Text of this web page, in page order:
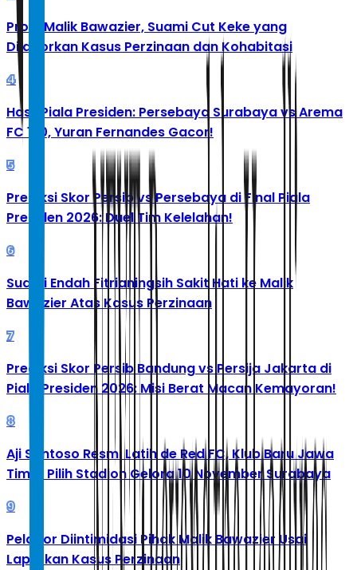
Profil Malik Bawazier, Suami Cut Keke yang
Dilaporkan Kasus Perzinaan dan Kohabitasi
4
Hasil Piala Presiden: Persebaya Surabaya vs Arema
FC 1-0, Yuran Fernandes Gacor!
5
Prediksi Skor Persib vs Persebaya di Final Piala
Presiden 2026: Duel Tim Kelelahan!
6
Suami Endah Fitrianingsih Sakit Hati ke Malik
Bawazier Atas Kasus Perzinaan
7
Prediksi Skor Persib Bandung vs Persija Jakarta di
Piala Presiden 2026: Misi Berat Macan Kemayoran!
8
Aji Santoso Resmi Latih de Red FC, Klub Baru Jawa
Timur Pilih Stadion Gelora 10 November Surabaya
9
Pelapor Diintimidasi Pihak Malik Bawazier Usai
Laporkan Kasus Perzinaan